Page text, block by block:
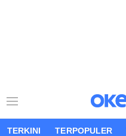
TERKINI TERPOPULER